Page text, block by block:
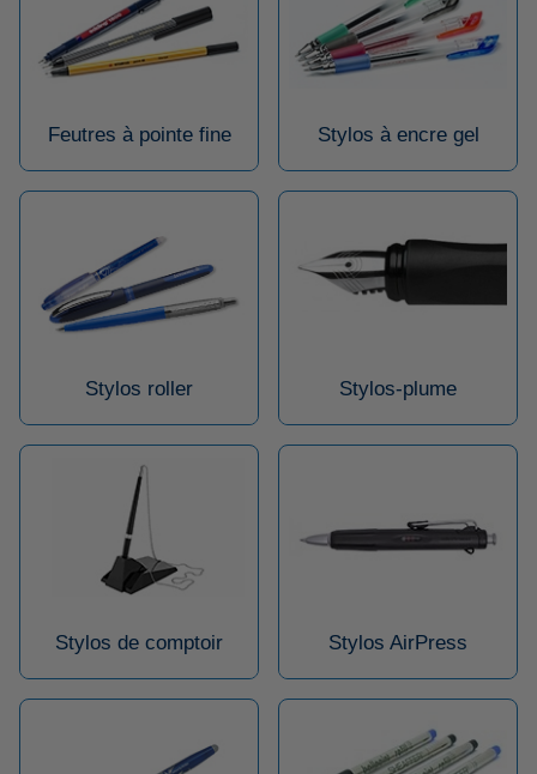
Feutres à pointe fine Stylos à encre gel
Stylos roller Stylos-plume
Stylos de comptoir Stylos AirPress